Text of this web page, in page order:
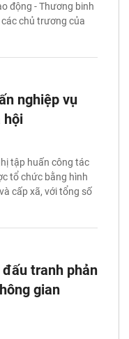
động - Thương binh
chủ trương của
nghiệp vụ
hội
tập huấn công tác
tổ chức bằng hình
cấp xã, với tổng số
đấu tranh phản
gian